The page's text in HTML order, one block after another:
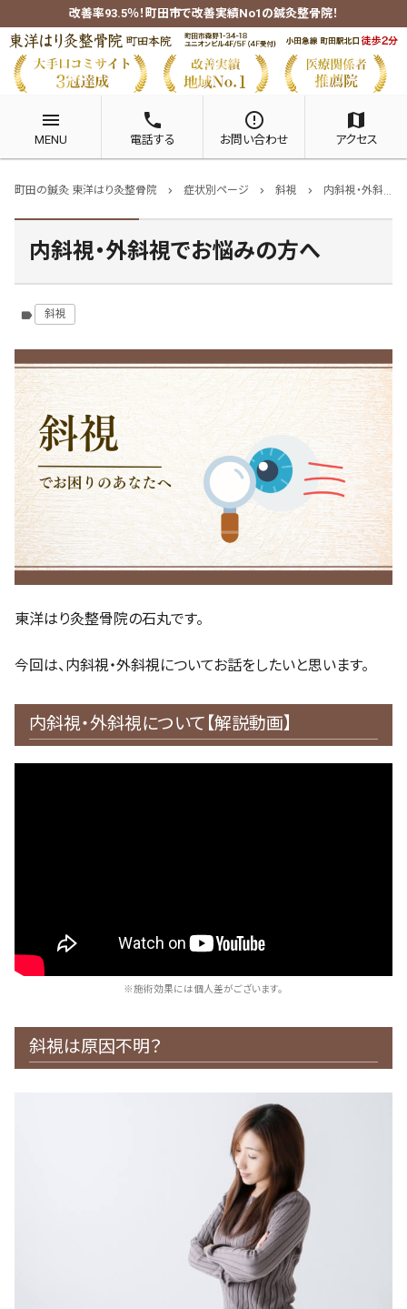
改善率93.5％！町田市で改善実績No1の鍼灸整骨院！
menu
MENU
phone
電話する
error_outline
お問い合わせ
map
アクセス
町田の鍼灸 東洋はり灸整骨院 chevron_right 症状別ページ chevron_right 斜視 chevron_right 内斜視・外斜視でお悩みの方へ
内斜視・外斜視でお悩みの方へ
label 斜視
東洋はり灸整骨院の石丸です。
今回は、内斜視・外斜視についてお話をしたいと思います。
内斜視・外斜視について【解説動画】
※施術効果には個人差がございます。
斜視は原因不明？